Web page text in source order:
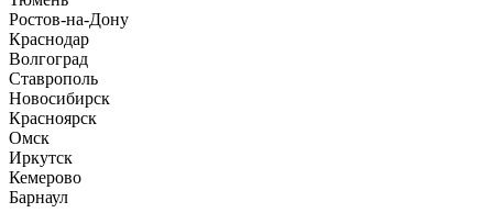
Ростов-на-Дону
Краснодар
Волгоград
Ставрополь
Новосибирск
Красноярск
Омск
Иркутск
Кемерово
Барнаул